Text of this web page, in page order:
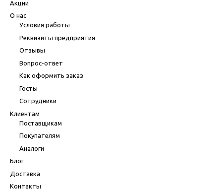
Акции
О нас
Условия работы
Реквизиты предприятия
Отзывы
Вопрос-ответ
Как оформить заказ
Госты
Сотрудники
Клиентам
Поставщикам
Покупателям
Аналоги
Блог
Доставка
Контакты